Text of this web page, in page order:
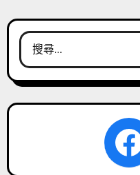
導
覽
搜
尋
關